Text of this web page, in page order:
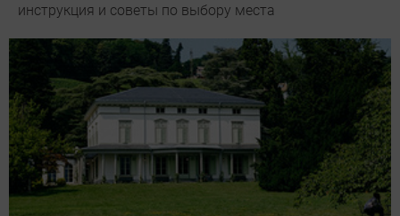
инструкция и советы по выбору места